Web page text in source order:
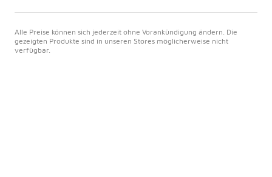
Alle Preise können sich jederzeit ohne Vorankündigung ändern. Die
gezeigten Produkte sind in unseren Stores möglicherweise nicht
verfügbar.